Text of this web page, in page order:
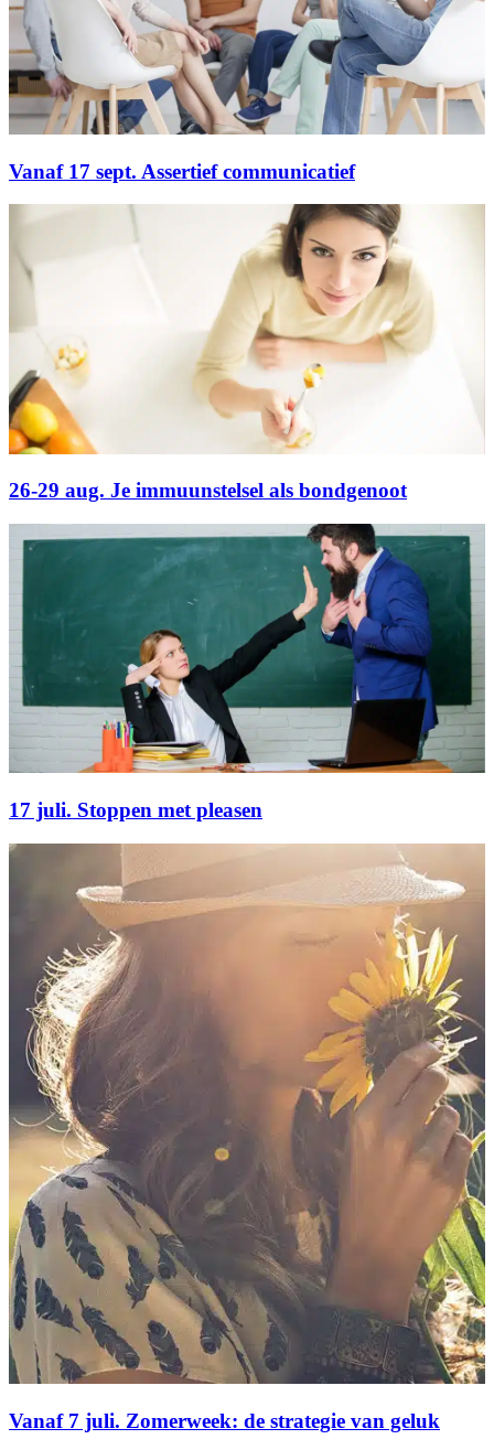
Vanaf 17 sept. Assertief communicatief
26-29 aug. Je immuunstelsel als bondgenoot
17 juli. Stoppen met pleasen
Vanaf 7 juli. Zomerweek: de strategie van geluk